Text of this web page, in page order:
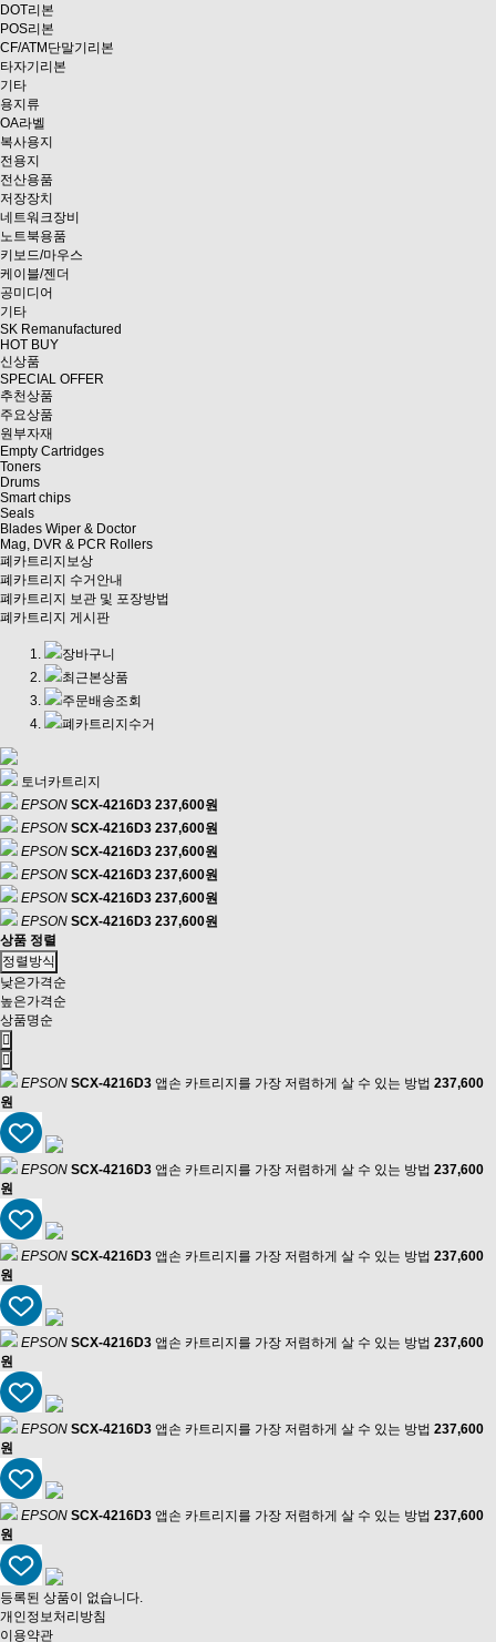
DOT리본
POS리본
CF/ATM단말기리본
타자기리본
기타
용지류
OA라벨
복사용지
전용지
전산용품
저장장치
네트워크장비
노트북용품
키보드/마우스
케이블/젠더
공미디어
기타
SK Remanufactured
HOT BUY
신상품
SPECIAL OFFER
추천상품
주요상품
원부자재
Empty Cartridges
Toners
Drums
Smart chips
Seals
Blades Wiper & Doctor
Mag, DVR & PCR Rollers
폐카트리지보상
폐카트리지 수거안내
폐카트리지 보관 및 포장방법
폐카트리지 게시판
장바구니
최근본상품
주문배송조회
폐카트리지수거
토너카트리지
EPSON SCX-4216D3 237,600원
EPSON SCX-4216D3 237,600원
EPSON SCX-4216D3 237,600원
EPSON SCX-4216D3 237,600원
EPSON SCX-4216D3 237,600원
EPSON SCX-4216D3 237,600원
상품 정렬
정렬방식
낮은가격순
높은가격순
상품명순
EPSON SCX-4216D3 앱손 카트리지를 가장 저렴하게 살 수 있는 방법 237,600
원
EPSON SCX-4216D3 앱손 카트리지를 가장 저렴하게 살 수 있는 방법 237,600
원
EPSON SCX-4216D3 앱손 카트리지를 가장 저렴하게 살 수 있는 방법 237,600
원
EPSON SCX-4216D3 앱손 카트리지를 가장 저렴하게 살 수 있는 방법 237,600
원
EPSON SCX-4216D3 앱손 카트리지를 가장 저렴하게 살 수 있는 방법 237,600
원
EPSON SCX-4216D3 앱손 카트리지를 가장 저렴하게 살 수 있는 방법 237,600
원
등록된 상품이 없습니다.
개인정보처리방침
이용약관